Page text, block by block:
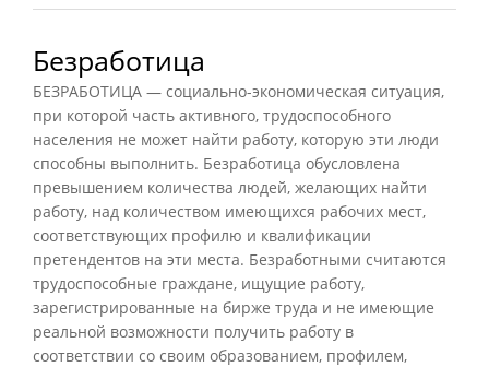
Безработица
БЕЗРАБОТИЦА — социально-экономическая ситуация,
при которой часть активного, трудоспособного
населения не может найти работу, которую эти люди
способны выполнить. Безработица обусловлена
превышением количества людей, желающих найти
работу, над количеством имеющихся рабочих мест,
соответствующих профилю и квалификации
претендентов на эти места. Безработными считаются
трудоспособные граждане, ищущие работу,
зарегистрированные на бирже труда и не имеющие
реальной возможности получить работу в
соответствии со своим образованием, профилем,